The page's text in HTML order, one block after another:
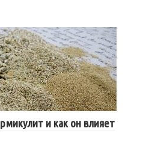
и как он влияет